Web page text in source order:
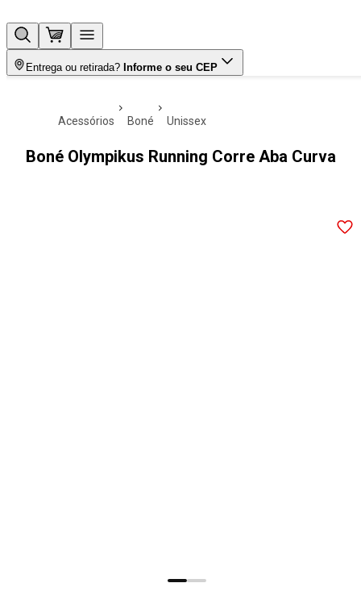
Entrega ou retirada? Informe o seu CEP
acessórios boné unissex
Boné Olympikus Running Corre Aba Curva